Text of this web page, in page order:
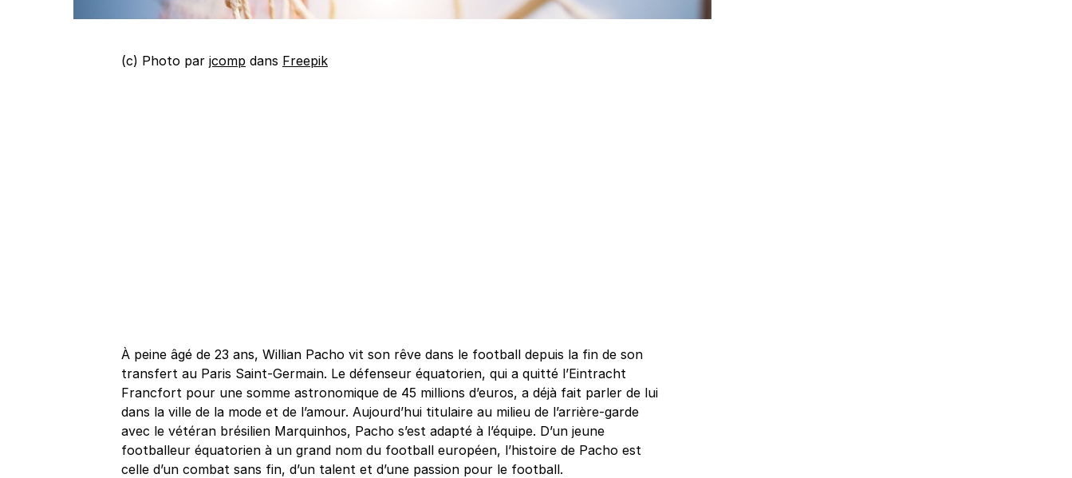
(c) Photo par jcomp dans Freepik
À peine âgé de 23 ans, Willian Pacho vit son rêve dans le football depuis la fin de son
transfert au Paris Saint-Germain. Le défenseur équatorien, qui a quitté l’Eintracht
Francfort pour une somme astronomique de 45 millions d’euros, a déjà fait parler de lui
dans la ville de la mode et de l’amour. Aujourd’hui titulaire au milieu de l’arrière-garde
avec le vétéran brésilien Marquinhos, Pacho s’est adapté à l’équipe. D’un jeune
footballeur équatorien à un grand nom du football européen, l’histoire de Pacho est
celle d’un combat sans fin, d’un talent et d’une passion pour le football.